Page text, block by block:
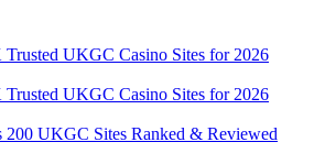
UKGC Casino Sites for 2026
UKGC Casino Sites for 2026
UKGC Sites Ranked & Reviewed